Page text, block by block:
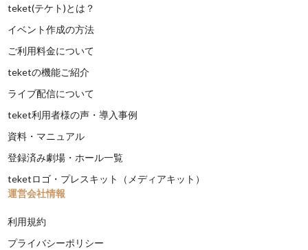
teket(テケト)とは？
イベント作成の方法
ご利用料金について
teketの機能ご紹介
ライブ配信について
teket利用者様の声・導入事例
資料・マニュアル
登録済み劇場・ホール一覧
teketロゴ・プレスキット（メディアキット）
運営会社情報
利用規約
プライバシーポリシー